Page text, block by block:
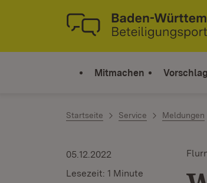
Zum Inhalt springen
Link zur Startseite
Mitmachen
Startseite Service Meldungen
05.12.2022
Lesezeit: 1 Minute